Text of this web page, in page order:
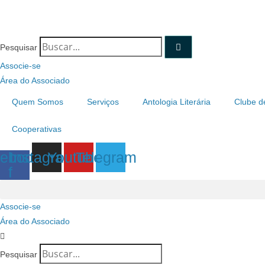
Pesquisar
Associe-se
Área do Associado
Quem Somos Serviços Antologia Literária Clube
Cooperativas
f
InstagramYoutubeTelegram
Associe-se
Área do Associado
Pesquisar